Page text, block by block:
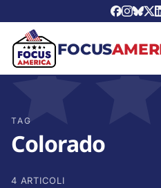
FOCUS
TAG
Colorado
4 ARTICOLI